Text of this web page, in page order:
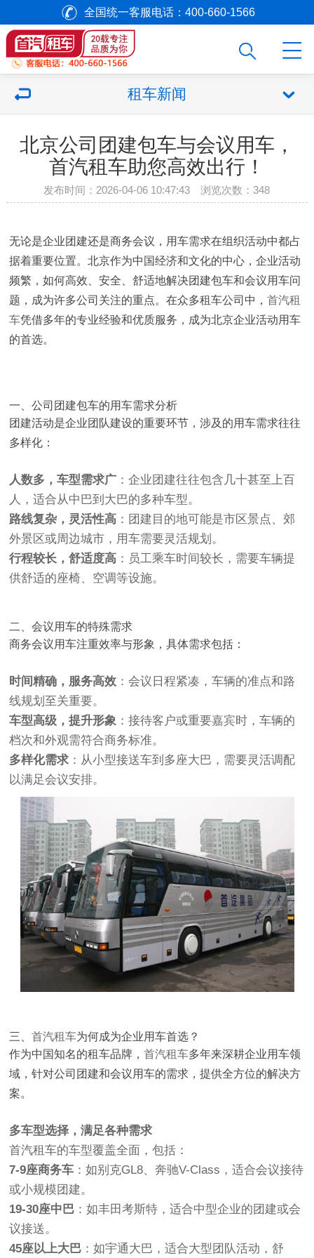
全国统一客服电话：400-660-1566
租车新闻
北京公司团建包车与会议用车，
首汽租车助您高效出行！
发布时间：2026-04-06 10:47:43 浏览次数：348
无论是企业团建还是商务会议，用车需求在组织活动中都占
据着重要位置。北京作为中国经济和文化的中心，企业活动
频繁，如何高效、安全、舒适地解决团建包车和会议用车问
题，成为许多公司关注的重点。在众多租车公司中，首汽租
车凭借多年的专业经验和优质服务，成为北京企业活动用车
的首选。
一、公司团建包车的用车需求分析
团建活动是企业团队建设的重要环节，涉及的用车需求往往
多样化：
人数多，车型需求广 ：企业团建往往包含几十甚至上百
人，适合从中巴到大巴的多种车型。
路线复杂，灵活性高 ：团建目的地可能是市区景点、郊
外景区或周边城市，用车需要灵活规划。
行程较长，舒适度高 ：员工乘车时间较长，需要车辆提
供舒适的座椅、空调等设施。
二、会议用车的特殊需求
商务会议用车注重效率与形象，具体需求包括：
时间精确，服务高效 ：会议日程紧凑，车辆的准点和路
线规划至关重要。
车型高级，提升形象 ：接待客户或重要嘉宾时，车辆的
档次和外观需符合商务标准。
多样化需求 ：从小型接送车到多座大巴，需要灵活调配
以满足会议安排。
三、首汽租车为何成为企业用车首选？
作为中国知名的租车品牌，首汽租车多年来深耕企业用车领
域，针对公司团建和会议用车的需求，提供全方位的解决方
案。
多车型选择，满足各种需求
首汽租车的车型覆盖全面，包括：
7-9座商务车 ：如别克GL8、奔驰V-Class，适合会议接待
或小规模团建。
19-30座中巴 ：如丰田考斯特，适合中型企业的团建或会
议接送。
45座以上大巴 ：如宇通大巴，适合大型团队活动，舒